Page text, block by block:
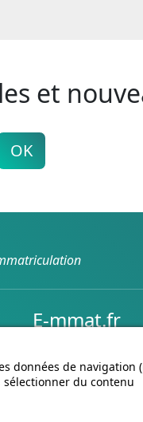
et
OK
E-mmat.fr
440 Rue de la
21160
données de navigation
du contenu